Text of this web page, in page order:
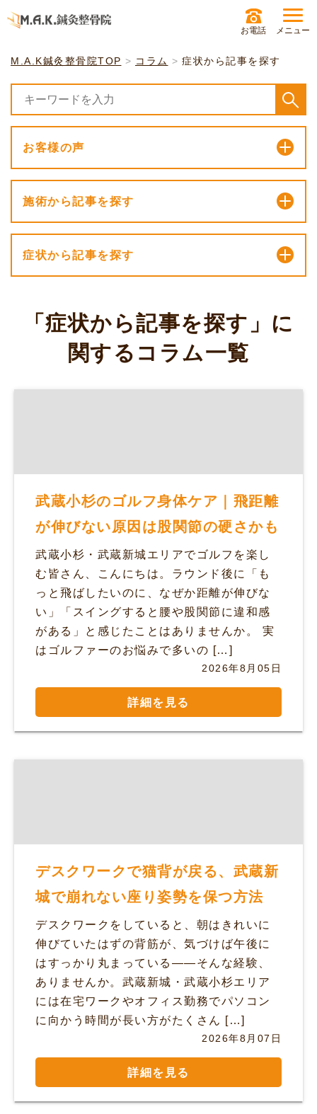
お電話 メニュー
M.A.K鍼灸整骨院TOP コラム 症状から記事を探す
お客様の声
施術から記事を探す
症状から記事を探す
「症状から記事を探す」に
関するコラム一覧
武蔵小杉のゴルフ身体ケア｜飛距離
が伸びない原因は股関節の硬さかも
武蔵小杉・武蔵新城エリアでゴルフを楽し
む皆さん、こんにちは。ラウンド後に「も
っと飛ばしたいのに、なぜか距離が伸びな
い」「スイングすると腰や股関節に違和感
がある」と感じたことはありませんか。 実
はゴルファーのお悩みで多いの […]
2026年8月05日
詳細を見る
デスクワークで猫背が戻る、武蔵新
城で崩れない座り姿勢を保つ方法
デスクワークをしていると、朝はきれいに
伸びていたはずの背筋が、気づけば午後に
はすっかり丸まっている——そんな経験、
ありませんか。武蔵新城・武蔵小杉エリア
には在宅ワークやオフィス勤務でパソコン
に向かう時間が長い方がたくさん […]
2026年8月07日
詳細を見る